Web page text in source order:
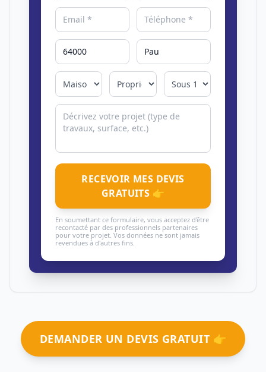
RECEVOIR MES DEVIS
GRATUITS 👉
En soumettant ce formulaire, vous acceptez d'être
recontacté par des professionnels partenaires
pour votre projet. Vos données ne sont jamais
revendues à d'autres fins.
DEMANDER UN DEVIS GRATUIT 👉